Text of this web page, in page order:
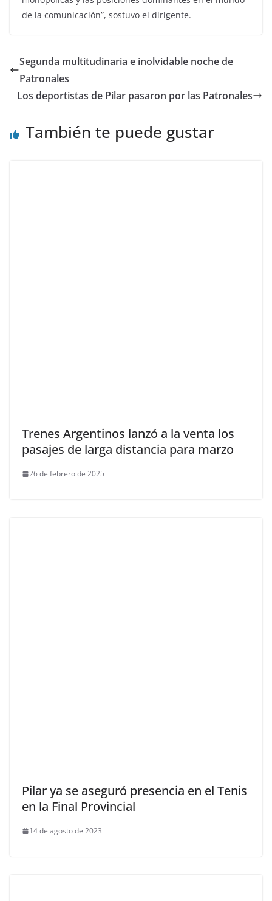
de la comunicación”, sostuvo el dirigente.
Segunda multitudinaria e inolvidable noche de
Patronales
Los deportistas de Pilar pasaron por las Patronales
También te puede gustar
Trenes Argentinos lanzó a la venta los
pasajes de larga distancia para marzo
26 de febrero de 2025
Pilar ya se aseguró presencia en el Tenis
en la Final Provincial
14 de agosto de 2023